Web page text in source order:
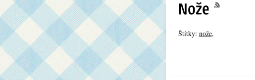
Štítky: nože,